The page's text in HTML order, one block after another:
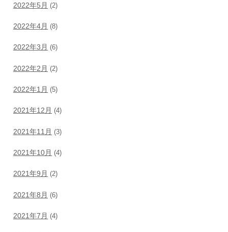
2022年5月 (2)
2022年4月 (8)
2022年3月 (6)
2022年2月 (2)
2022年1月 (5)
2021年12月 (4)
2021年11月 (3)
2021年10月 (4)
2021年9月 (2)
2021年8月 (6)
2021年7月 (4)